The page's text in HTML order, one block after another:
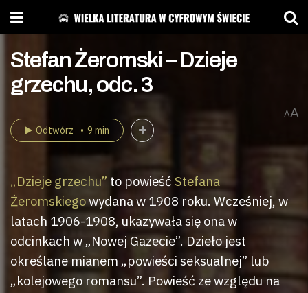
Stefan Żeromski – Dzieje
grzechu, odc. 3
AA
Odtwórz 9 min
„Dzieje grzechu” to powieść Stefana
Żeromskiegowydana w 1908 roku. Wcześniej, w
latach 1906-1908, ukazywała się ona w
odcinkach w „Nowej Gazecie”. Dzieło jest
określane mianem „powieści seksualnej” lub
„kolejowego romansu”. Powieść ze względu na